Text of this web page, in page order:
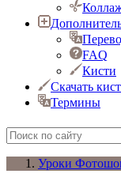
FAQ
Кисти
Скачать
Термины
Уроки